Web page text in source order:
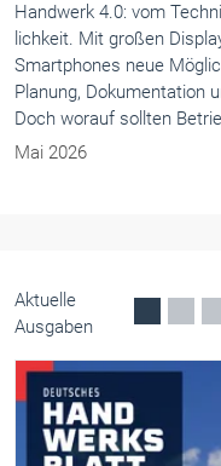
Der Bundesfinanzhof
in zwei Urteilen – doch
weiter. Warum das auch
Und wie die Urteile
Mai 2026
Ausgaben